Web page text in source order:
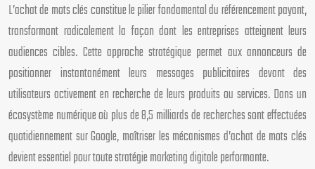
L’achat de mots clés constitue le pilier fondamental du référencement payant,
transformant radicalement la façon dont les entreprises atteignent leurs
audiences cibles. Cette approche stratégique permet aux annonceurs de
positionner instantanément leurs messages publicitaires devant des
utilisateurs activement en recherche de leurs produits ou services. Dans un
écosystème numérique où plus de 8,5 milliards de recherches sont effectuées
quotidiennement sur Google, maîtriser les mécanismes d’achat de mots clés
devient essentiel pour toute stratégie marketing digitale performante.